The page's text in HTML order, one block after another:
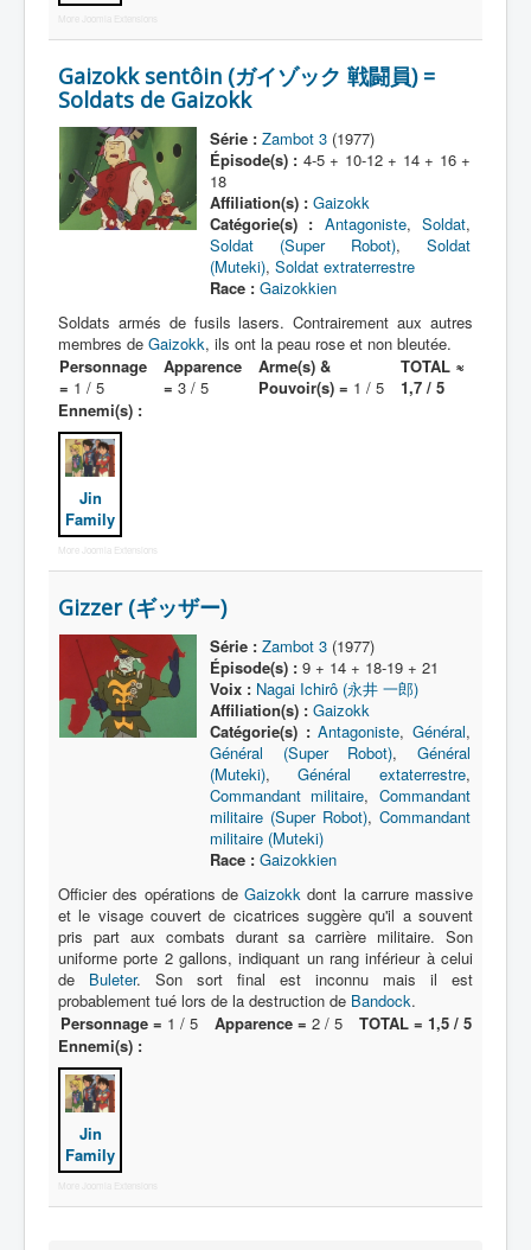
Subalterne
Allié
Identité humaine
Malfaiteur
Tous
Leader
Général
Soldat
A
B
C
F
J
K
M
N
O
Q
R
More Joomla Extensions
Gaizokk sentôin (ガイゾック 戦闘員) =
Soldats de Gaizokk
Série : Zambot 3(1977)
Épisode(s) : 4-5 + 10-12 + 14 + 16 +
18
Affiliation(s) : Gaizokk
Catégorie(s) : Antagoniste,Soldat,
Soldat (Super Robot), Soldat
(Muteki), Soldat extraterrestre
Race : Gaizokkien
Soldats armés de fusils lasers. Contrairement aux autres
membres de Gaizokk, ils ont la peau rose et non bleutée.
Personnage
= 1 / 5
Apparence
= 3 / 5
Arme(s) &
Pouvoir(s) = 1 / 5
TOTAL ≈
1,7 / 5
Ennemi(s) :
Jin
Family
More Joomla Extensions
Gizzer (ギッザー)
Série : Zambot 3(1977)
Épisode(s) :9 + 14 + 18-19 + 21
Voix : Nagai Ichirô (永井 一郎)
Affiliation(s) : Gaizokk
Catégorie(s) : Antagoniste, Général,
Général (Super Robot), Général
(Muteki),Général extaterrestre,
Commandant militaire, Commandant
militaire (Super Robot), Commandant
militaire (Muteki)
Race : Gaizokkien
Officier des opérations de Gaizokk dont la carrure massive
et le visage couvert de cicatrices suggère qu'il a souvent
pris part aux combats durant sa carrière militaire. Son
uniforme porte 2 gallons, indiquant un rang inférieur à celui
de Buleter. Son sort final est inconnu mais il est
probablement tué lors de la destruction de Bandock.
Personnage = 1 / 5 Apparence = 2 / 5
TOTAL = 1,5 / 5
Ennemi(s) :
Jin
Family
More Joomla Extensions